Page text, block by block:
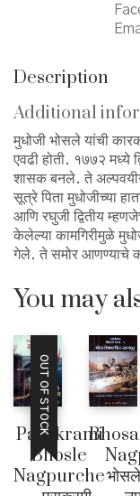
Description
Additional
मुधोजी भोसले यांची
एवढी होती. १७७२ मध्ये
शासक बनले. ते
सूत्रे पिता मुधोजीच्या
आणि रघुजी द्वितीय
केलेल्या कामगिरीमुळे
गेले. ते समोर आणण्याचे
You may
OUT OF STOCK
Parakrami
Bhosle
Nagpurche